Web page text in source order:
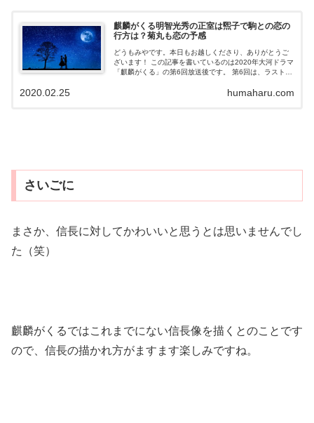
麒麟がくる明智光秀の正室は煕子で駒との恋の
行方は？菊丸も恋の予感
どうもみやです。本日もお越しくださり、ありがとうご
ざいます！ この記事を書いているのは2020年大河ドラマ
「麒麟がくる」の第6回放送後です。 第6回は、ラストの
humaharu.com
2020.02.25
さいごに
まさか、信長に対してかわいいと思うとは思いませんでし
た（笑）
麒麟がくるではこれまでにない信長像を描くとのことです
ので、信長の描かれ方がますます楽しみですね。